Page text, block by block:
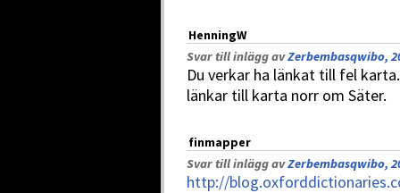
HenningW
Svar till inlägg avZerbembasqwibo,
Du verkar ha länkat till fel
länkar till karta norr om Säter.
finmapper
Svar till inlägg avZerbembasqwibo,
http://